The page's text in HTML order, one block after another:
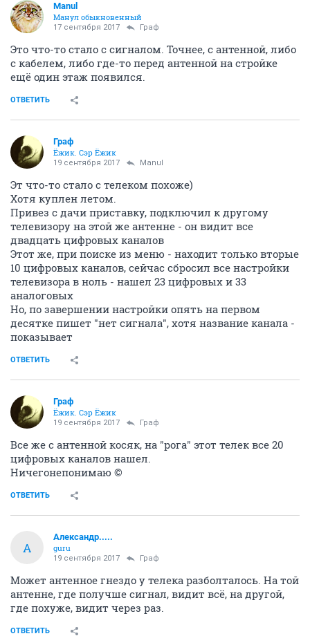
Manul
Манул обыкновенный
17 сентября 2017 Граф
Это что-то стало с сигналом. Точнее, с антенной, либо
с кабелем, либо где-то перед антенной на стройке
ещё один этаж появился.
ОТВЕТИТЬ
Граф
Ёжик. Сэр Ёжик
19 сентября 2017 Manul
Эт что-то стало с телеком похоже)
Хотя куплен летом.
Привез с дачи приставку, подключил к другому
телевизору на этой же антенне - он видит все
двадцать цифровых каналов
Этот же, при поиске из меню - находит только вторые
10 цифровых каналов, сейчас сбросил все настройки
телевизора в ноль - нашел 23 цифровых и 33
аналоговых
Но, по завершении настройки опять на первом
десятке пишет "нет сигнала", хотя название канала -
показывает
ОТВЕТИТЬ
Граф
Ёжик. Сэр Ёжик
19 сентября 2017 Граф
Все же с антенной косяк, на "рога" этот телек все 20
цифровых каналов нашел.
Ничегонепонимаю ©
ОТВЕТИТЬ
А
Александр.....
guru
19 сентября 2017 Граф
Может антенное гнездо у телека разболталось. На той
антенне, где получше сигнал, видит всё, на другой,
где похуже, видит через раз.
ОТВЕТИТЬ